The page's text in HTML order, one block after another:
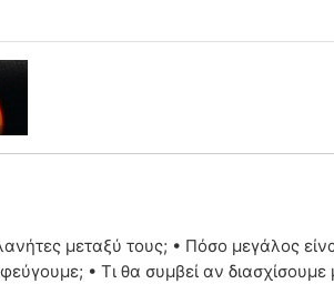
μεταξύ τους; • Πόσο μεγάλος
• Τι θα συμβεί αν διασχίσουμε